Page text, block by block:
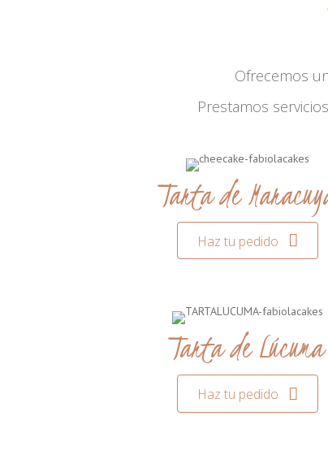
Ofrecemos
Prestamos
Tarta de
Haz tu pedido
Tarta de Lúcuma
Haz tu pedido